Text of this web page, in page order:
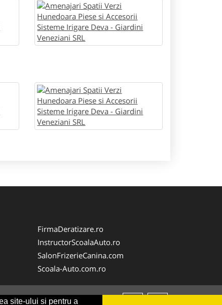
site-ului si pentru a
FirmaDeratizare.ro
InstructorScoalaAuto.ro
SalonFrizerieCanina.com
Scoala-Auto.com.ro